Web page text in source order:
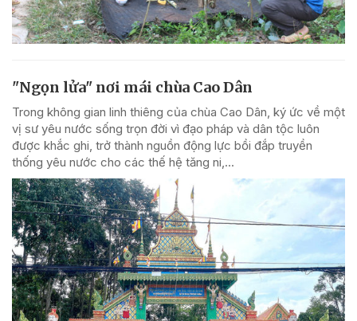
"Ngọn lửa" nơi mái chùa Cao Dân
Trong không gian linh thiêng của chùa Cao Dân, ký ức về một
vị sư yêu nước sống trọn đời vì đạo pháp và dân tộc luôn
được khắc ghi, trở thành nguồn động lực bồi đắp truyền
thống yêu nước cho các thế hệ tăng ni,...